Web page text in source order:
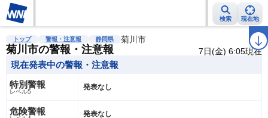
検索 現在地
雨雲レーダー 台風情報 地震情報 ラ
トップ 警報・注意報 静岡県 菊川市
菊川市の警報・注意報 7日(金) 6:05現在
現在発表中の警報・注意報
特別警報
レベル5 発表なし
危険警報 発表なし